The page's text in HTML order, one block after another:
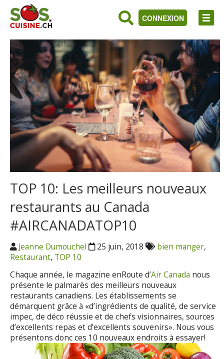
CONNEXION
TOP 10: Les meilleurs nouveaux
restaurants au Canada
#AIRCANADATOP10
Jeanne Dumouchel 25 juin, 2018 bien manger,
Restaurant, TOP 10
Chaque année, le magazine enRoute d’Air Canada nous
présente le palmarès des meilleurs nouveaux
restaurants canadiens. Les établissements se
démarquent grâce à «d’ingrédients de qualité, de service
impec, de déco réussie et de chefs visionnaires, sources
d’excellents repas et d’excellents souvenirs». Nous vous
présentons donc ces 10 nouveaux endroits à essayer!